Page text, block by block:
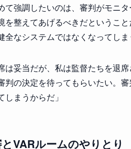
て強調したいのは、審判がモニ
を整えてあげるべきだというこ
全なシステムではなくなってし
は妥当だが、私は監督たちを退
判の決定を待ってもらいたい。
しまうからだ」
VARルームのやりとり